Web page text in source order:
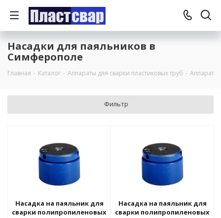
Насадки для паяльников в
Симферополе
Главная - Каталог - Аппараты для сварки пластиковых труб - Аппараты
Фильтр
Насадка на паяльник для
сварки полипропиленовых
Насадка на паяльник для
сварки полипропиленовых